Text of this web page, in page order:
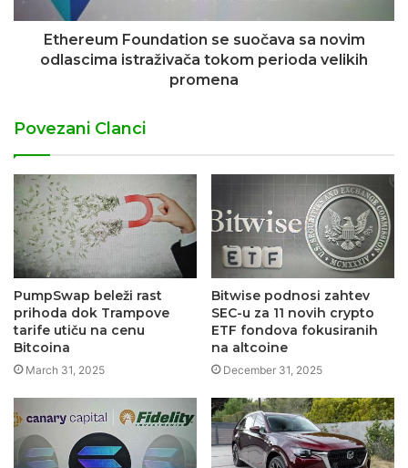
Ethereum Foundation se suočava sa novim
odlascima istraživača tokom perioda velikih
promena
Povezani Clanci
PumpSwap beleži rast
prihoda dok Trampove
tarife utiču na cenu
Bitcoina
March 31, 2025
Bitwise podnosi zahtev
SEC-u za 11 novih crypto
ETF fondova fokusiranih
na altcoine
December 31, 2025